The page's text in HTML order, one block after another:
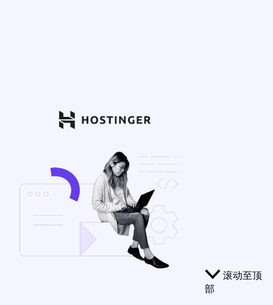
滚动至顶
部